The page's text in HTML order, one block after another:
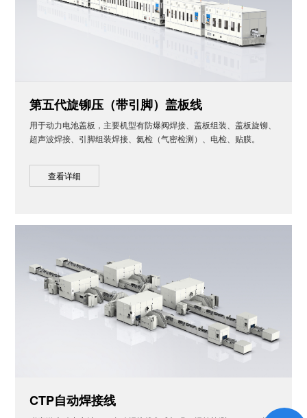
第五代旋铆压（带引脚）盖板线
用于动力电池盖板，主要机型有防爆阀焊接、盖板组装、盖板旋铆、
超声波焊接、引脚组装焊接、氦检（气密检测）、电检、贴膜。
查看详细
CTP自动焊接线